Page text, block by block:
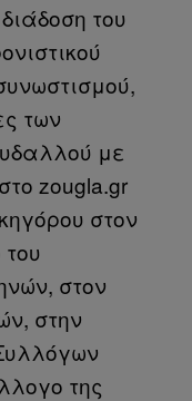
του
των
με
zougla.gr
στον
στον
στην
της